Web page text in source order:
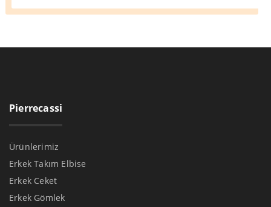
Pierrecassi
Ürünlerimiz
Erkek Takım Elbise
Erkek Ceket
Erkek Gömlek